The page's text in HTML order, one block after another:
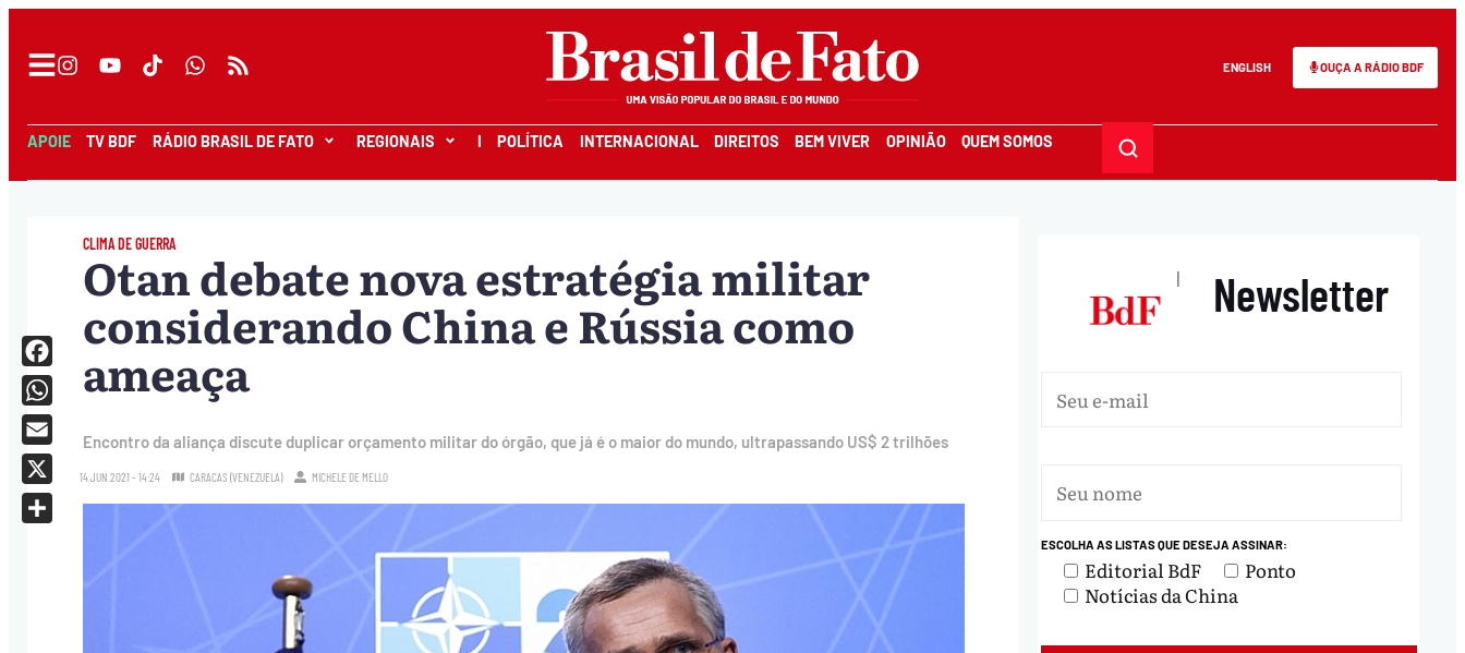
ENGLISH OUÇA A RÁDIO BDF
APOIE TV BDF RÁDIO BRASIL DE FATO REGIONAIS I POLÍTICA INTERNACIONAL DIREITOS BEM VIVER OPINIÃO QUEM SOMOS
CLIMA DE GUERRA
Otan debate nova estratégia militar
considerando China e Rússia como
ameaça
Encontro da aliança discute duplicar orçamento militar do órgão, que já é o maior do mundo, ultrapassando US$ 2 trilhões
14.JUN.2021 - 14:24 CARACAS (VENEZUELA) MICHELE DE MELLO
Facebook
WhatsApp
Email
X
| Newsletter
ESCOLHA AS LISTAS QUE DESEJA ASSINAR:
Editorial BdF
Ponto
Notícias da China